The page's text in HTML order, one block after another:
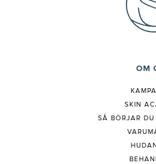
OM
SKIN
SÅ BÖRJAR DU